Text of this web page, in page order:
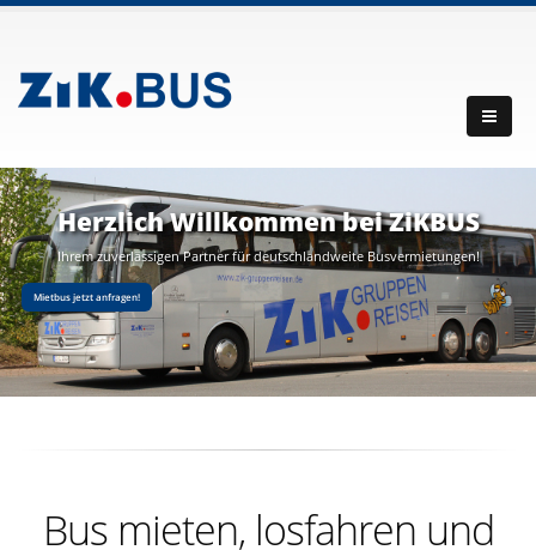
Herzlich Willkommen bei ZiKBUS
Ihrem zuverlässigen Partner für deutschlandweite Busvermietungen!
Mietbus jetzt anfragen!
Bus mieten, losfahren und